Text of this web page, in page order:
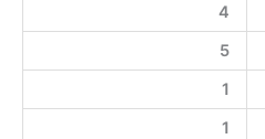
4
5
1
1